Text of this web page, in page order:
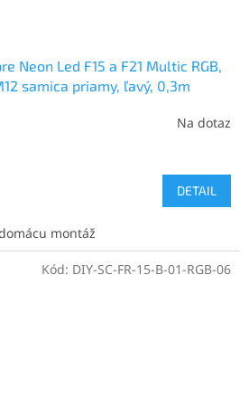
Neon Led F15 a F21 Multic RGB,
samica priamy, ľavý, 0,3m
Na dotaz
DETAIL
montáž
Kód: DIY-SC-FR-15-B-01-RGB-06